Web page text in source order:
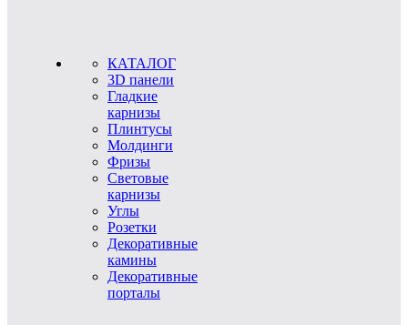
КАТАЛОГ
3D панели
Гладкие
карнизы
Плинтусы
Молдинги
Фризы
Световые
карнизы
Углы
Розетки
Декоративные
камины
Декоративные
порталы